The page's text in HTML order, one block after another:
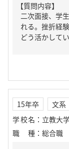
【質問内容】
二次面接、学
れる。挫折経
どう活かして
15年卒 文系
学校名 ： 立教大
職種 ： 総合職